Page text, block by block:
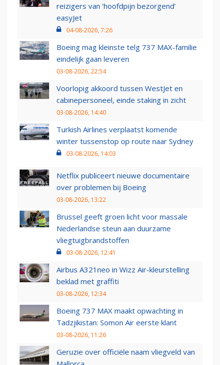
reizigers van ‘hoofdpijn bezorgend’
easyJet
04-08-2026, 7:26
Boeing mag kleinste telg 737 MAX-familie
eindelijk gaan leveren
03-08-2026, 22:54
Voorlopig akkoord tussen WestJet en
cabinepersoneel, einde staking in zicht
03-08-2026, 14:40
Turkish Airlines verplaatst komende
winter tussenstop op route naar Sydney
03-08-2026, 14:03
Netflix publiceert nieuwe documentaire
over problemen bij Boeing
03-08-2026, 13:22
Brussel geeft groen licht voor massale
Nederlandse steun aan duurzame
vliegtuigbrandstoffen
03-08-2026, 12:41
Airbus A321neo in Wizz Air-kleurstelling
beklad met graffiti
03-08-2026, 12:34
Boeing 737 MAX maakt opwachting in
Tadzjikistan: Somon Air eerste klant
03-08-2026, 11:26
Geruzie over officiële naam vliegveld van